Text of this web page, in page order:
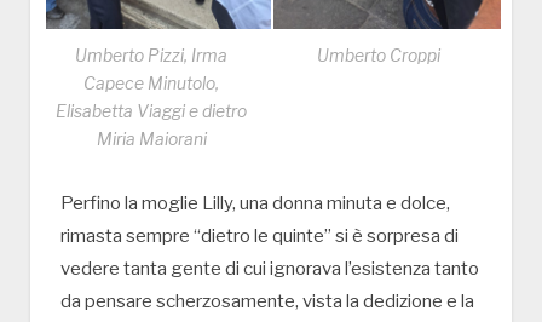
Umberto Pizzi, Irma
Capece Minutolo,
Elisabetta Viaggi e dietro
Miria Maiorani
Umberto Croppi
Perfino la moglie Lilly, una donna minuta e dolce,
rimasta sempre “dietro le quinte” si è sorpresa di
vedere tanta gente di cui ignorava l’esistenza tanto
da pensare scherzosamente, vista la dedizione e la